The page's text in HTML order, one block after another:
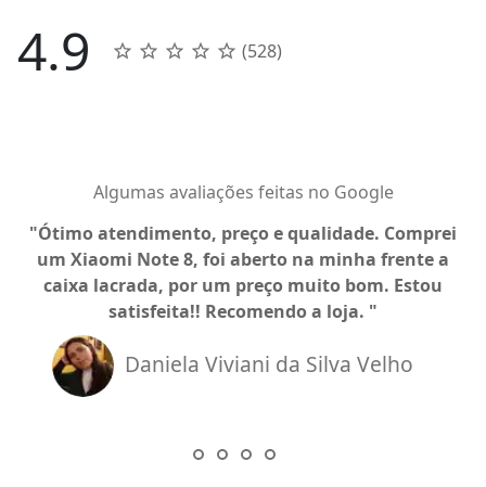
4.9 (528)
Algumas avaliações feitas no Google
Ótimo atendimento, preço e qualidade. Comprei
um Xiaomi Note 8, foi aberto na minha frente a
caixa lacrada, por um preço muito bom. Estou
satisfeita!! Recomendo a loja.
Daniela Viviani da Silva Velho